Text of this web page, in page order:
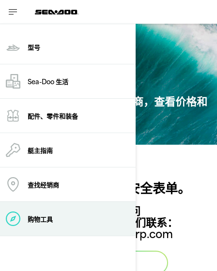
型号
Sea-Doo 生活
配件、零件和装备
艇主指南
查找经销商
购物工具
询价
请垂询 Sea-Doo 授权经销商，查看价格和
产品信息。
我们目前正在研究安全表单。
如有任何疑问
请通过以下地址与我们联系：
sg_marketing@brp.com